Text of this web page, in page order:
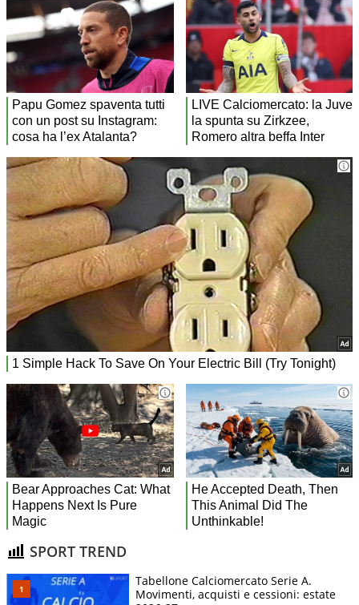
SPORT TREND
Tabellone Calciomercato Serie A.
Movimenti, acquisti e cessioni: estate